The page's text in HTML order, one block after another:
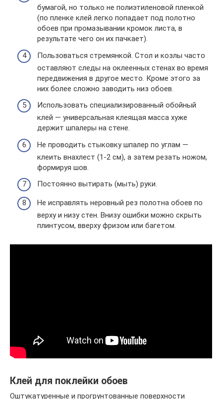
бумагой, но только не полиэтиленовой пленкой
(по пленке клей легко попадает под полотно
обоев при промазывании кромок листа, в
результате чего он их пачкает).
Пользоваться стремянкой. Стол и козлы часто
оставляют следы на оклеенных стенах во время
передвижения в другое место. Кроме этого за
них более сложно заводить низ обоев.
Использовать специализированный обойный
клей — универсальная клеящая масса хуже
держит шпалеры на стене.
Не проводить стыковку шпалер по углам —
клеить внахлест (1-2 см), а затем резать ножом,
формируя шов.
Постоянно вытирать (мыть) руки.
Не исправлять неровный рез полотна обоев по
верху и низу стен. Внизу ошибки можно скрыть
плинтусом, вверху фризом или багетом.
Клей для поклейки обоев
Оштукатуренные и прогрунтованные поверхности